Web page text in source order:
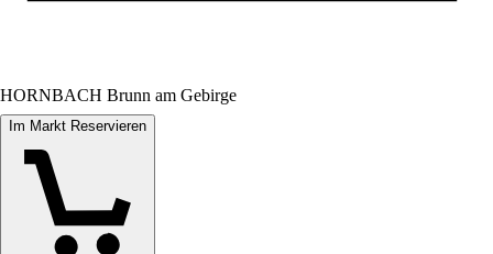
HORNBACH Brunn am Gebirge
Im Markt Reservieren